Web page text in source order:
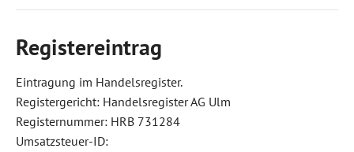
Registereintrag
Eintragung im Handelsregister.
Registergericht: Handelsregister AG Ulm
Registernummer: HRB 731284
Umsatzsteuer-ID: